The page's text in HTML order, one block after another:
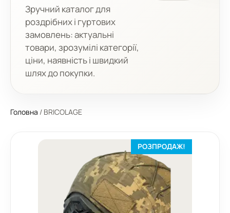
Зручний каталог для
роздрібних і гуртових
замовлень: актуальні
товари, зрозумілі категорії,
ціни, наявність і швидкий
шлях до покупки.
Головна / BRICOLAGE
РОЗПРОДАЖ!